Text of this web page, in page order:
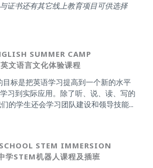
证书还有其它线上教育项目可供选择
SUMMER CAMP
英文语言文化体验课程
目标是把英语学习提高到一个新的水平
到实际应用。除了听、说、读、写的
的学生还会学习团队建设和领导技能...
STEM IMMERSION
学STEM机器人课程及插班